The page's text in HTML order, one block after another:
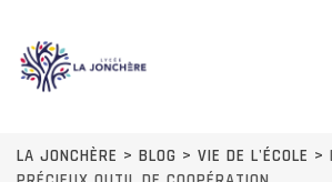
LA JONCHÈRE > BLOG > VIE DE L'ÉCOLE >